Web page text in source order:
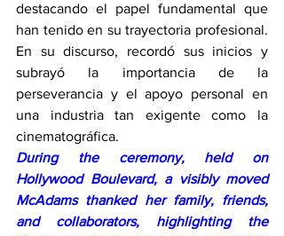
destacando el papel fundamental que
han tenido en su trayectoria profesional.
En su discurso, recordó sus inicios y
subrayó la importancia de la
perseverancia y el apoyo personal en
una industria tan exigente como la
cinematográfica.
During the ceremony, held on
Hollywood Boulevard, a visibly moved
McAdams thanked her family, friends,
and collaborators, highlighting the